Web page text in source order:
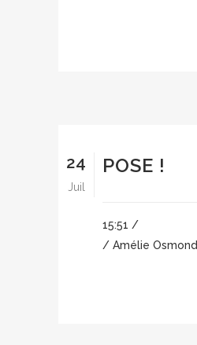
24
Juil
POSE !
15:51 /
/ Amélie Osmond